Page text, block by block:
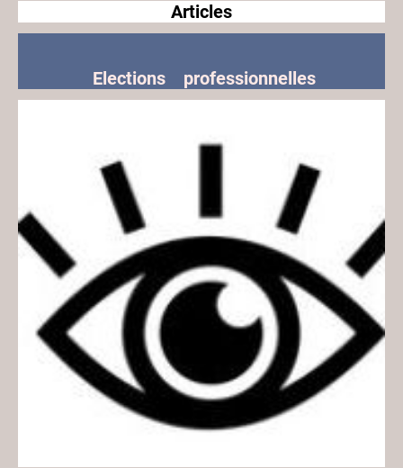
Articles
Elections professionnelles